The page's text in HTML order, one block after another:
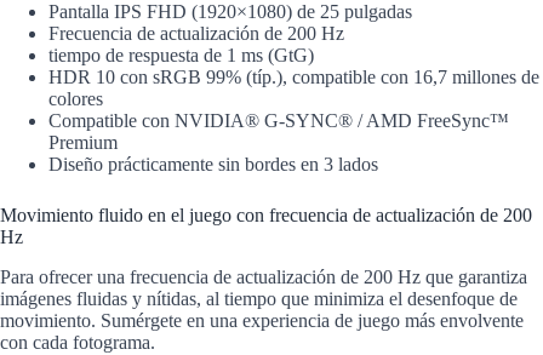
Pantalla IPS FHD (1920×1080) de 25 pulgadas
Frecuencia de actualización de 200 Hz
tiempo de respuesta de 1 ms (GtG)
HDR 10 con sRGB 99% (típ.), compatible con 16,7 millones de
colores
Compatible con NVIDIA® G-SYNC® / AMD FreeSync™
Premium
Diseño prácticamente sin bordes en 3 lados
Movimiento fluido en el juego con frecuencia de actualización de 200
Hz
Para ofrecer una frecuencia de actualización de 200 Hz que garantiza
imágenes fluidas y nítidas, al tiempo que minimiza el desenfoque de
movimiento. Sumérgete en una experiencia de juego más envolvente
con cada fotograma.